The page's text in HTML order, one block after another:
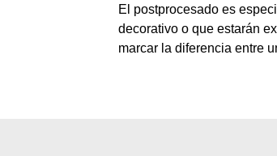
El postprocesado es
decorativo o que estarán
marcar la diferencia entre